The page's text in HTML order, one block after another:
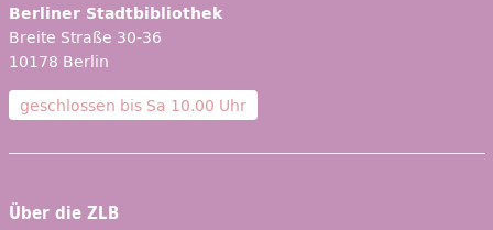
Berliner Stadtbibliothek
Breite Straße 30-36
10178 Berlin
geschlossen bis Sa 10.00 Uhr
Über die ZLB